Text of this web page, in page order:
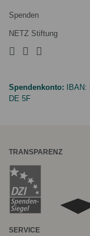
Spenden
NETZ Stiftung
Spendenkonto: IBAN:
DE 5F
TRANSPARENZ
SERVICE